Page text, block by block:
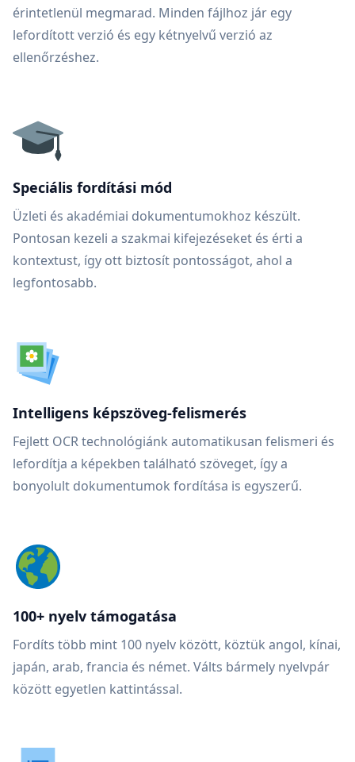
érintetlenül megmarad. Minden fájlhoz jár egy
lefordított verzió és egy kétnyelvű verzió az
ellenőrzéshez.
Speciális fordítási mód
Üzleti és akadémiai dokumentumokhoz készült.
Pontosan kezeli a szakmai kifejezéseket és érti a
kontextust, így ott biztosít pontosságot, ahol a
legfontosabb.
Intelligens képszöveg-felismerés
Fejlett OCR technológiánk automatikusan felismeri és
lefordítja a képekben található szöveget, így a
bonyolult dokumentumok fordítása is egyszerű.
100+ nyelv támogatása
Fordíts több mint 100 nyelv között, köztük angol, kínai,
japán, arab, francia és német. Válts bármely nyelvpár
között egyetlen kattintással.